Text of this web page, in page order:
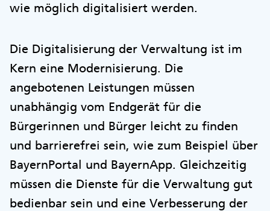
wie möglich digitalisiert werden.
Die Digitalisierung der Verwaltung ist im
Kern eine Modernisierung. Die
angebotenen Leistungen müssen
unabhängig vom Endgerät für die
Bürgerinnen und Bürger leicht zu finden
und barrierefrei sein, wie zum Beispiel über
BayernPortal und BayernApp. Gleichzeitig
müssen die Dienste für die Verwaltung gut
bedienbar sein und eine Verbesserung der